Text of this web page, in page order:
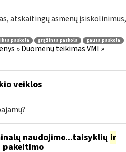
atskaitingų asmenų įsiskolinimus,
paskola grąžinta paskola
gauta paskola
» Duomenų teikimas VMI »
veiklos
naudojimo...taisyklių ir
pakeitimo